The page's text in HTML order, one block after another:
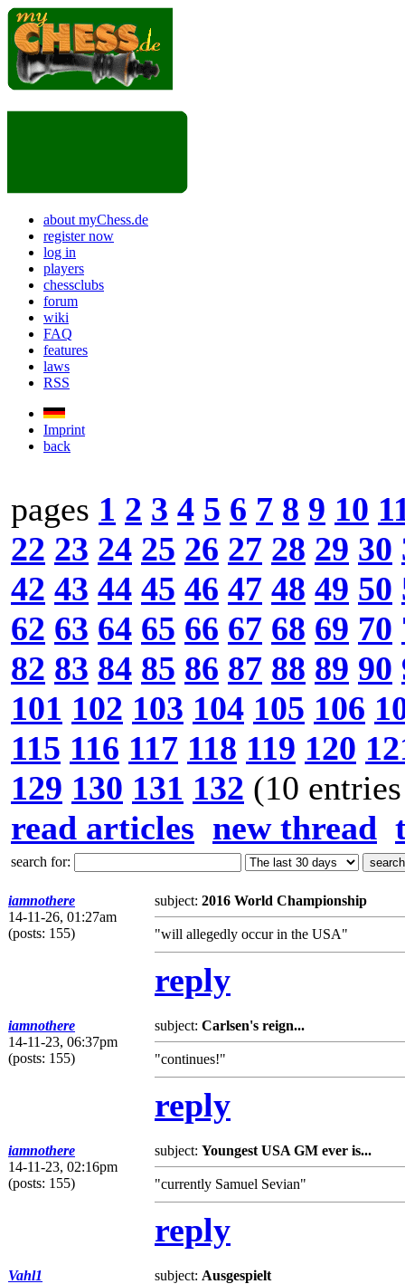
about myChess.de
register now
log in
players
chessclubs
forum
wiki
FAQ
features
laws
RSS
Imprint
back
pages 1 2 3 4 5 6 7 8 9 10
22 23 24 25 26 27 28 29 30
42 43 44 45 46 47 48 49 50
62 63 64 65 66 67 68 69 70
82 83 84 85 86 87 88 89 90
101 102 103 104 105 106
115 116 117 118 119 120
129 130 131 132 (10
read articles new thread
search for:
iamnothere
14-11-26, 01:27am
(posts: 155)
subject: 2016 World Championship
"will allegedly occur in the USA"
reply
iamnothere
14-11-23, 06:37pm
(posts: 155)
subject: Carlsen's reign...
"continues!"
reply
iamnothere
14-11-23, 02:16pm
(posts: 155)
subject: Youngest USA GM ever is...
"currently Samuel Sevian"
reply
Vahl1 subject: Ausgespielt